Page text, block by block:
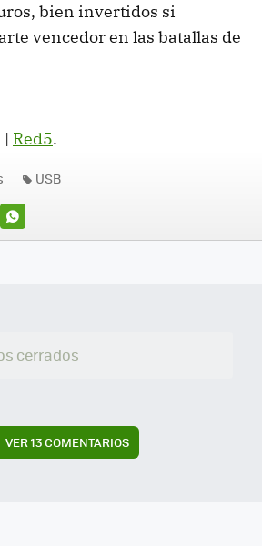
bien invertidos si
vencedor en las batallas de
| Red5.
WHATSAPP
USB
cerrados
VER13 COMENTARIOS